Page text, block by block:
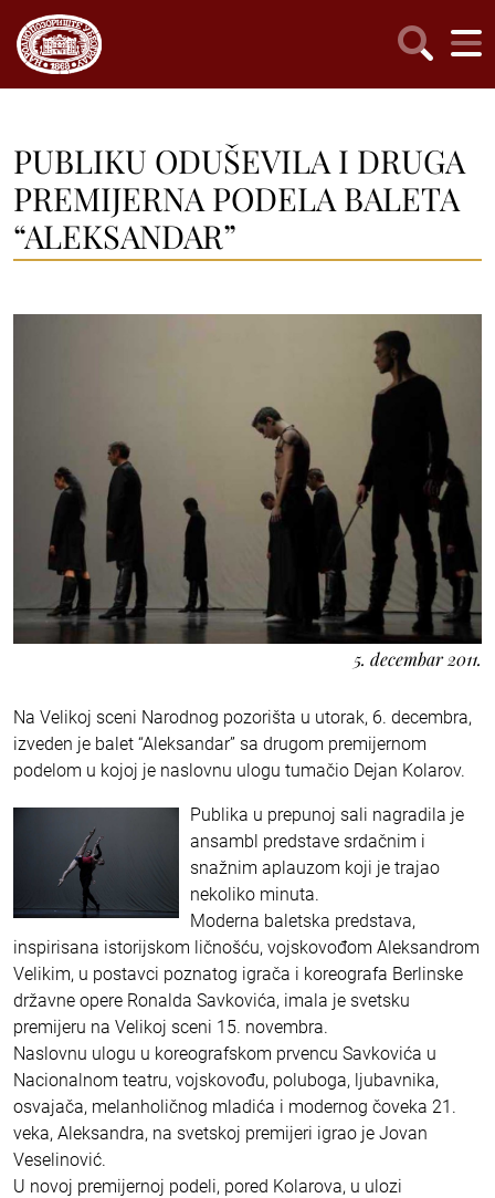
PUBLIKU ODUŠEVILA I DRUGA
PREMIJERNA PODELA BALETA
“ALEKSANDAR”
5. decembar 2011.
Na Velikoj sceni Narodnog pozorišta u utorak, 6. decembra,
izveden je balet “Aleksandar” sa drugom premijernom
podelom u kojoj je naslovnu ulogu tumačio Dejan Kolarov.
Publika u prepunoj sali nagradila je
ansambl predstave srdačnim i
snažnim aplauzom koji je trajao
nekoliko minuta.
Moderna baletska predstava,
inspirisana istorijskom ličnošću, vojskovođom Aleksandrom
Velikim, u postavci poznatog igrača i koreografa Berlinske
državne opere Ronalda Savkovića, imala je svetsku
premijeru na Velikoj sceni 15. novembra.
Naslovnu ulogu u koreografskom prvencu Savkovića u
Nacionalnom teatru, vojskovođu, poluboga, ljubavnika,
osvajača, melanholičnog mladića i modernog čoveka 21.
veka, Aleksandra, na svetskoj premijeri igrao je Jovan
Veselinović.
U novoj premijernoj podeli, pored Kolarova, u ulozi